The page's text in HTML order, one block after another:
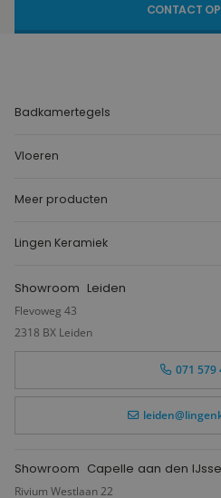
CONTACT
Badkamertegels
Vloeren
Meer producten
Lingen Keramiek
Showroom Leiden
Flevoweg 43
2318 BX Leiden
071 579
Showroom Capelle aan den
Rivium Westlaan 22